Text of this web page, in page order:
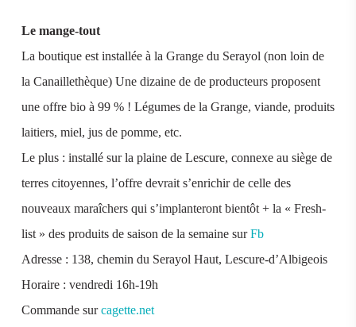
Le mange-tout
La boutique est installée à la Grange du Serayol (non loin de
la Canaillethèque) Une dizaine de de producteurs proposent
une offre bio à 99 % ! Légumes de la Grange, viande, produits
laitiers, miel, jus de pomme, etc.
Le plus : installé sur la plaine de Lescure, connexe au siège de
terres citoyennes, l’offre devrait s’enrichir de celle des
nouveaux maraîchers qui s’implanteront bientôt + la « Fresh-
list » des produits de saison de la semaine surFb
Adresse : 138, chemin du Serayol Haut, Lescure-d’Albigeois
Horaire : vendredi 16h-19h
Commande surcagette.net